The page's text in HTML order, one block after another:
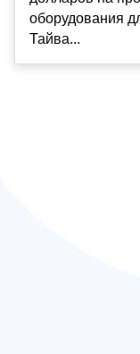
оборудования
Тайва...